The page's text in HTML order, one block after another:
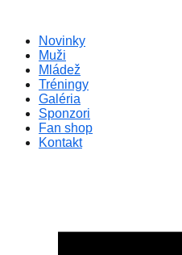
obsahNovinky
Muži
Mládež
Tréningy
Galéria
Sponzori
Fan shop
Kontakt